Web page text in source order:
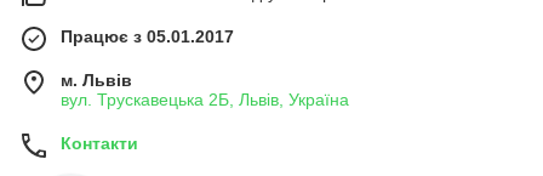
Працює з 05.01.2017
м. Львів
вул. Трускавецька 2Б, Львів, Україна
Контакти